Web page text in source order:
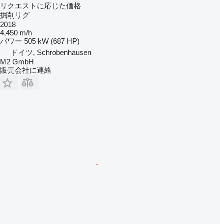
リクエストに応じた価格
掘削リグ
2018
4,450 m/h
パワー 505 kW (687 HP)
ドイツ, Schrobenhausen
M2 GmbH
販売会社に連絡